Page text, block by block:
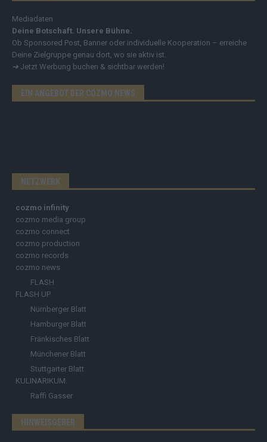
Mediadaten
Deine Botschaft. Unsere Bühne.
Ob Sponsored Post, Banner oder individuelle Kooperation – erreiche
Deine Zielgruppe genau dort, wo sie aktiv ist.
➔ Jetzt Werbung buchen & sichtbar werden!
EIN ANGEBOT DER COZMO NEWS
NETZWERK
cozmo infinity
cozmo media group
cozmo connect
cozmo production
cozmo records
cozmo news
FLASH
FLASH UP
Nürnberger Blatt
Hamburger Blatt
Fränkisches Blatt
Münchener Blatt
Stuttgarter Blatt
KULINARIKUM.
Raffi Gasser
HINWEISGEBER